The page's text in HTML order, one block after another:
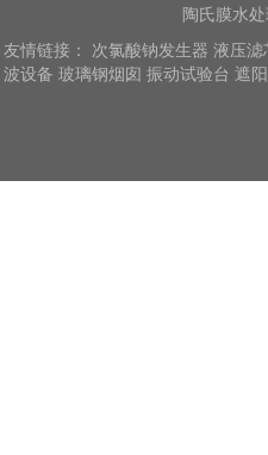
陶氏膜水
友情链接： 次氯酸钠发生器 液压滤
波设备 玻璃钢烟囱 振动试验台 遮